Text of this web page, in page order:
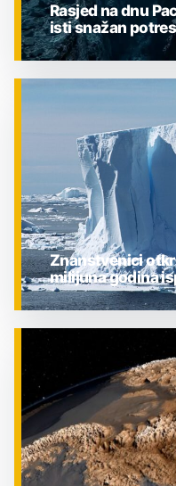
Rasjed na dnu
isti snažan
ZNANOST
Znanstvenici
milijuna godina